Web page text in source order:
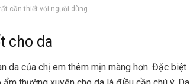
cần thiết với người dùng
cho da
da của chị em thêm mịn màng hơn. Đặc biệt